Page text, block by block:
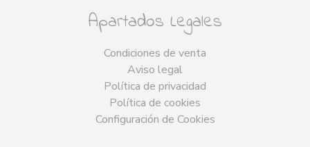
Apartados Legales
Condiciones de venta
Aviso legal
Política de privacidad
Política de cookies
Configuración de Cookies